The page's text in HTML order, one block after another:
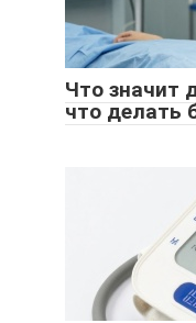
Что значит
что делать